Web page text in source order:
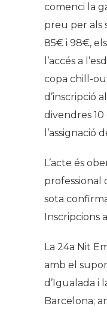
comenci la
preu per als
85€ i 98€,
l’accés a
copa chill-
d’inscripció
divendres
l’assignació
L’acte és
professional
sota
Inscripcions a
La 24a Nit
amb el
d’Igualada i
Barcelona;